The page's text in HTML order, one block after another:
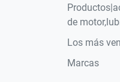
de
Los más
Marcas